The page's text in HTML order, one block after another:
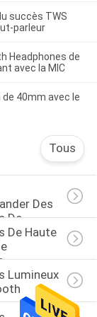
succès TWS
parleur
Headphones de
avec la MIC
40mm avec le
Tous
Des
De
De Haute
Lumineux